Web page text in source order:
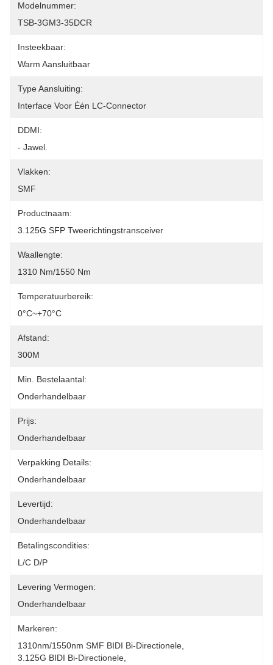
Modelnummer:
TSB-3GM3-35DCR
Insteekbaar:
Warm Aansluitbaar
Type Aansluiting:
Interface Voor Één LC-Connector
DDMI:
- Jawel.
Vlakken:
SMF
Productnaam:
3.125G SFP Tweerichtingstransceiver
Waallengte:
1310 Nm/1550 Nm
Temperatuurbereik:
0°C~+70°C
Afstand:
300M
Min. Bestelaantal:
Onderhandelbaar
Prijs:
Onderhandelbaar
Verpakking Details:
Onderhandelbaar
Levertijd:
Onderhandelbaar
Betalingscondities:
L/C D/P
Levering Vermogen:
Onderhandelbaar
Markeren:
1310nm/1550nm SMF BIDI Bi-Directionele
3.125G BIDI Bi-Directionele